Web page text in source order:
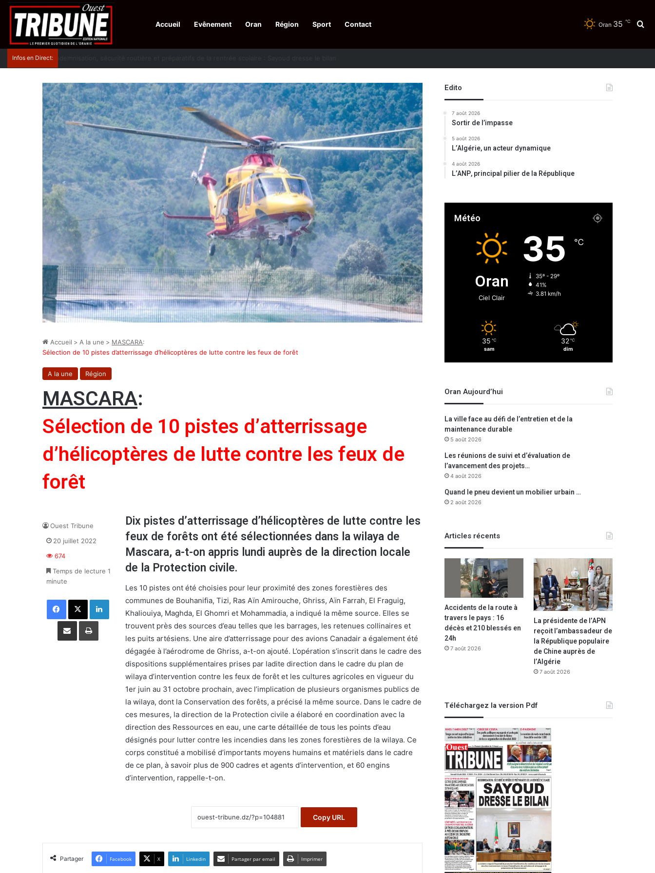
Accueil Evênement Oran Région Sport Contact Oran 35 ℃
Infos en Direct:
Accueil > A la une > MASCARA:
Sélection de 10 pistes d’atterrissage d’hélicoptères de lutte contre les feux de forêt
A la une Région
MASCARA:
Sélection de 10 pistes d’atterrissage
d’hélicoptères de lutte contre les feux de
forêt
Dix pistes d’atterrissage d’hélicoptères de lutte contre les
feux de forêts ont été sélectionnées dans la wilaya de
Mascara, a-t-on appris lundi auprès de la direction locale
de la Protection civile.
Les 10 pistes ont été choisies pour leur proximité des zones forestières des
communes de Bouhanifia, Tizi, Ras Aïn Amirouche, Ghriss, Aïn Farrah, El Fraguig,
Khaliouiya, Maghda, El Ghomri et Mohammadia, a indiqué la même source. Elles se
trouvent près des sources d’eau telles que les barrages, les retenues collinaires et
les puits artésiens. Une aire d’atterrissage pour des avions Canadair a également été
dégagée à l’aérodrome de Ghriss, a-t-on ajouté. L’opération s’inscrit dans le cadre des
dispositions supplémentaires prises par ladite direction dans le cadre du plan de
wilaya d’intervention contre les feux de forêt et les cultures agricoles en vigueur du
1er juin au 31 octobre prochain, avec l’implication de plusieurs organismes publics de
la wilaya, dont la Conservation des forêts, a précisé la même source. Dans le cadre de
ces mesures, la direction de la Protection civile a élaboré en coordination avec la
direction des Ressources en eau, une carte détaillée de tous les points d’eau
désignés pour lutter contre les incendies dans les zones forestières de la wilaya. Ce
corps constitué a mobilisé d’importants moyens humains et matériels dans le cadre
de ce plan, à savoir plus de 900 cadres et agents d’intervention, et 60 engins
d’intervention, rappelle-t-on.
Copy URL
Ouest Tribune
20 juillet 2022
674
Temps de lecture 1
minute
Facebook X Linkedin
Partager par email Imprimer
Partager Facebook X Linkedin Partager par email Imprimer
Edito
7 août 2026
Sortir de l’impasse
5 août 2026
L’Algérie, un acteur dynamique
4 août 2026
L’ANP, principal pilier de la République
Météo
Oran
Ciel Clair
35 ℃
35º - 29º
41%
3.81 km/h
35 ℃
sam
32 ℃
dim
Oran Aujourd’hui
La ville face au défi de l’entretien et de la
maintenance durable
5 août 2026
Les réunions de suivi et d’évaluation de
l’avancement des projets…
4 août 2026
Quand le pneu devient un mobilier urbain …
2 août 2026
Articles récents
Accidents de la route à
travers le pays : 16
décès et 210 blessés en
24h
7 août 2026
La présidente de l’APN
reçoit l’ambassadeur de
la République populaire
de Chine auprès de
l’Algérie
7 août 2026
Téléchargez la version Pdf